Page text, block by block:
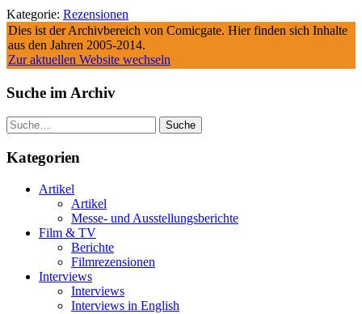
Kategorie: Rezensionen
Dies ist der Archivbereich von Comicgate. Hier finden sich Inhalte
aus den Jahren 2005-2014.
Zur aktuellen Website wechseln
Suche im Archiv
Suche
Kategorien
Artikel
Artikel
Messe- und Ausstellungsberichte
Film & TV
Berichte
Filmrezensionen
Interviews
Interviews
Interviews in English